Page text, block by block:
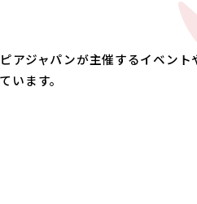
アジャパンが主催するイベント
います。